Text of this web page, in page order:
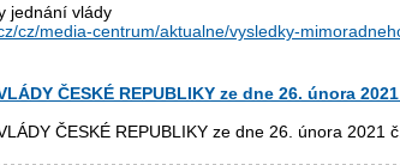
jednání vlády
cz/media-centrum/aktualne/vysledky-
ČESKÉ REPUBLIKY ze dne 26. února
ČESKÉ REPUBLIKY ze dne 26. února